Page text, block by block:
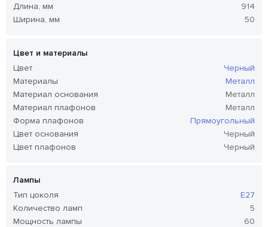
Длина, мм
914
Ширина, мм
50
Цвет и материалы
Цвет
Черный
Материалы
Металл
Материал основания
Металл
Материал плафонов
Металл
Форма плафонов
Прямоугольный
Цвет основания
Черный
Цвет плафонов
Черный
Лампы
Тип цоколя
E27
Количество ламп
5
Мощность лампы
60